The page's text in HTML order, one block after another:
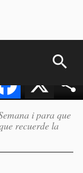
search
Facebook
i para que
recuerde la